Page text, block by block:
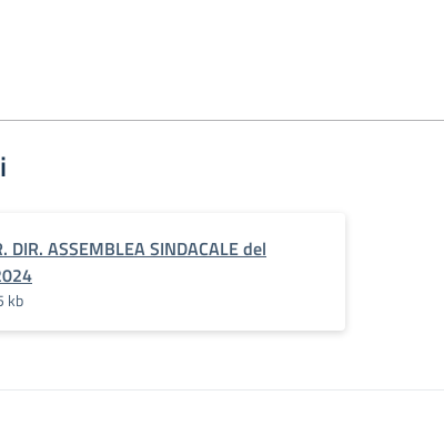
DIR. ASSEMBLEA SINDACALE del
kb